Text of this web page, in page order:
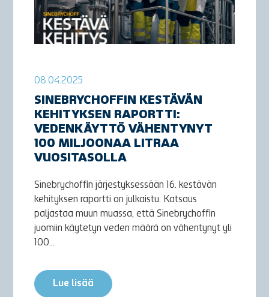
08.04.2025
SINEBRYCHOFFIN KESTÄVÄN
KEHITYKSEN RAPORTTI:
VEDENKÄYTTÖ VÄHENTYNYT
100 MILJOONAA LITRAA
VUOSITASOLLA
Sinebrychoffin järjestyksessään 16. kestävän
kehityksen raportti on julkaistu. Katsaus
paljastaa muun muassa, että Sinebrychoffin
juomiin käytetyn veden määrä on vähentynyt yli
100...
Lue lisää